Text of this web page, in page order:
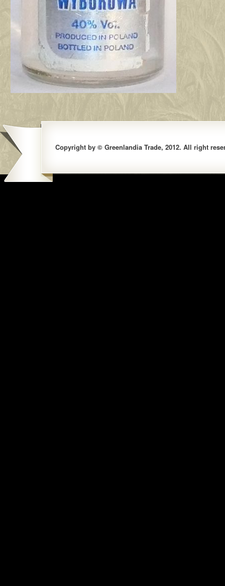
Copyright by © Greenlandia Trade, 2012. All right